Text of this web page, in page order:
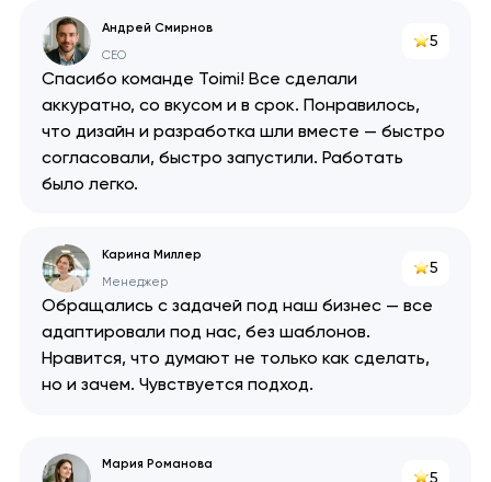
Kotlin
Swift
Андрей Смирнов
CEO
5
Спасибо команде Toimi! Все сделали
аккуратно, со вкусом и в срок. Понравилось,
что дизайн и разработка шли вместе — быстро
согласовали, быстро запустили. Работать
было легко.
Карина Миллер
Менеджер
5
Обращались с задачей под наш бизнес — все
адаптировали под нас, без шаблонов.
Нравится, что думают не только как сделать,
но и зачем. Чувствуется подход.
Мария Романова
5